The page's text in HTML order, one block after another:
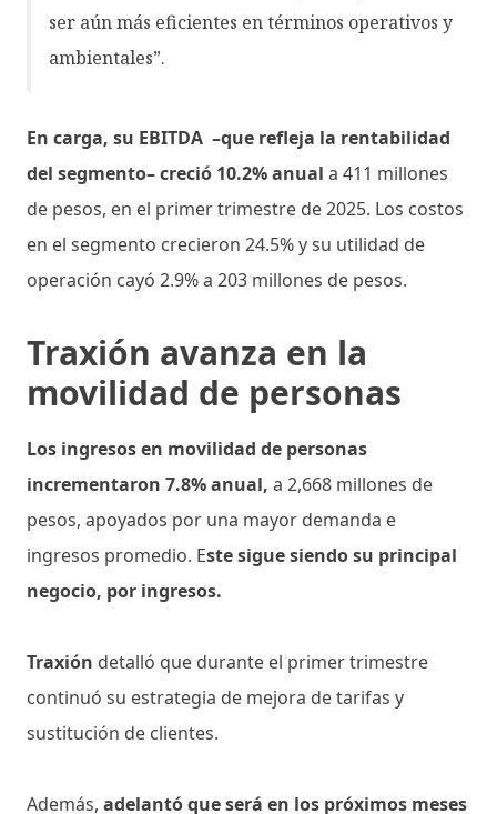
ser aún más eficientes en términos operativos y
ambientales”.
En carga, su EBITDA –que refleja la rentabilidad
del segmento– creció 10.2% anual a 411 millones
de pesos, en el primer trimestre de 2025. Los costos
en el segmento crecieron 24.5% y su utilidad de
operación cayó 2.9% a 203 millones de pesos.
Traxión avanza en la
movilidad de personas
Los ingresos en movilidad de personas
incrementaron 7.8% anual, a 2,668 millones de
pesos, apoyados por una mayor demanda e
ingresos promedio. Este sigue siendo su principal
negocio, por ingresos.
Traxión detalló que durante el primer trimestre
continuó su estrategia de mejora de tarifas y
sustitución de clientes.
Además, adelantó que será en los próximos meses